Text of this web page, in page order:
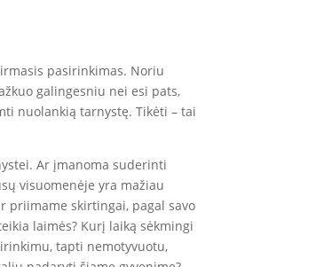
pasirinkimas. Noriu
galingesniu nei esi pats,
nuolankią tarnystę. Tikėti – tai
Ar įmanoma suderinti
visuomenėje yra mažiau
priimame skirtingai, pagal savo
laimės? Kurį laiką sėkmingi
tapti nemotyvuotu,